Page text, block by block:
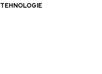
TEHNOLOGIE